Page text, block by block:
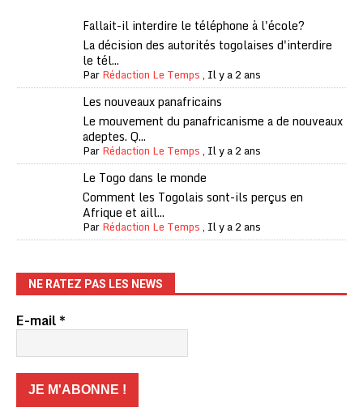
Fallait-il interdire le téléphone à l'école?
La décision des autorités togolaises d'interdire
le tél...
ParRédaction Le Temps, Il y a 2 ans
Les nouveaux panafricains
Le mouvement du panafricanisme a de nouveaux
adeptes. Q...
ParRédaction Le Temps, Il y a 2 ans
Le Togo dans le monde
Comment les Togolais sont-ils perçus en
Afrique et aill...
ParRédaction Le Temps, Il y a 2 ans
NE RATEZ PAS LES NEWS
E-mail*